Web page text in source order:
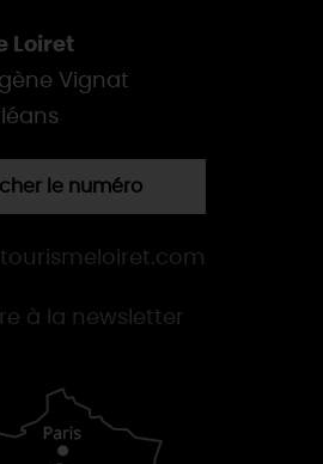
Loiret
Vignat
le numéro
à la newsletter